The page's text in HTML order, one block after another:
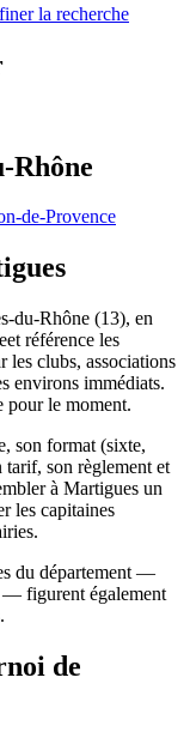
la recherche
Rhône
de-Provence
du-Rhône (13), en
référence les
les clubs, associations
environs immédiats.
pour le moment.
son format (sixte,
tarif, son règlement et
à Martigues un
les capitaines
du département —
— figurent également
de